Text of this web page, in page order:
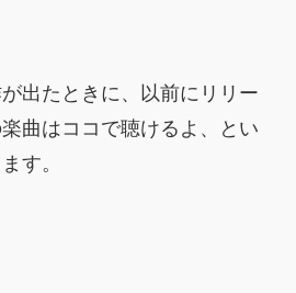
出たときに、以前にリリー
曲はココで聴けるよ、とい
す。